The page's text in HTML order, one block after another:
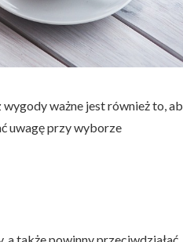
ważne jest również to,
uwagę przy wyborze